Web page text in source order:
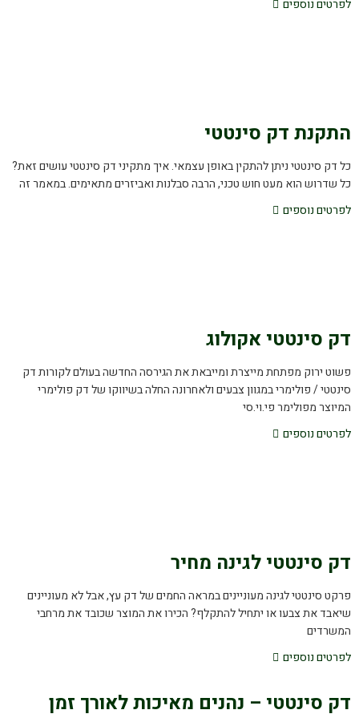
לפרטים נוספים
התקנת דק סינטטי
כל דק סינטטי ניתן להתקין באופן עצמאי. איך מתקיני דק סינטטי עושים זאת?
כל שדרוש הוא מעט חוש טכני, הרבה סבלנות ואביזרים מתאימים. במאמר זה
לפרטים נוספים
דק סינטטי אקולוג
פשוט ירוק מפתחת מייצרת ומייבאת את הגירסה החדשה בעולם לקורות דק
סינטטי / פולימרי במגוון צבעים ולאחרונה החלה בשיווקו של דק פולימרי
המיוצר מפולימר פי.וי.סי
לפרטים נוספים
דק סינטטי לגינה מחיר
פרקט סינטטי לגינה מעוניינים במראה החמים של דק עץ, אבל לא מעוניינים
שיאבד את צבעו או יתחיל להתקלף? הכירו את המוצר שכובד את מרחבי
המשרדים
לפרטים נוספים
דק סינטטי – נהנים מאיכות לאורך זמן